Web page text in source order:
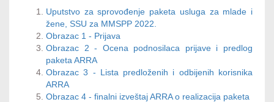
Uputstvo za sprovođenje paketa usluga za mlade i
žene, SSU za MMSPP 2022.
Obrazac 1 - Prijava
Obrazac 2 - Ocena podnosilaca prijave i predlog
paketa ARRA
Obrazac 3 - Lista predloženih i odbijenih korisnika
ARRA
Obrazac 4 - finalni izveštaj ARRA o realizacija paketa